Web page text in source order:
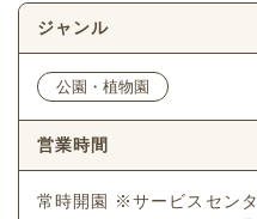
ジャンル
公園・植物園
営業時間
常時開園 ※サービスセン